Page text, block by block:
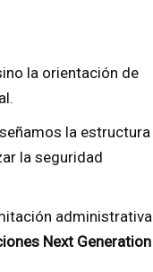
la orientación de
la estructura
la seguridad
administrativa
Next Generation